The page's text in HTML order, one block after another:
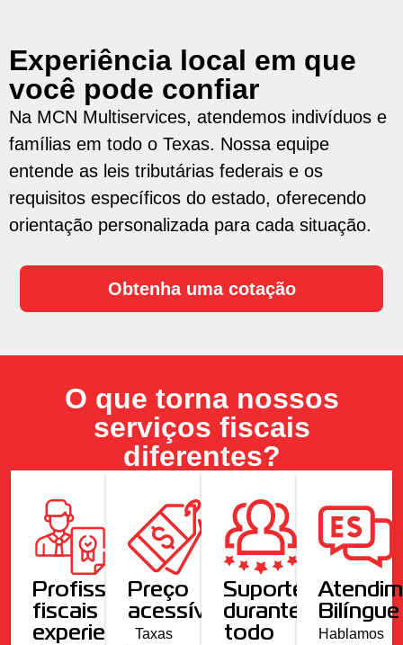
Experiência local em que
você pode confiar
Na MCN Multiservices, atendemos indivíduos e
famílias em todo o Texas. Nossa equipe
entende as leis tributárias federais e os
requisitos específicos do estado, oferecendo
orientação personalizada para cada situação.
Obtenha uma cotação
O que torna nossos
serviços fiscais
diferentes?
Profissionais
fiscais
experientes
Preço
acessível
Taxas
Suporte
durante
todo
Bilíngue
Hablamos